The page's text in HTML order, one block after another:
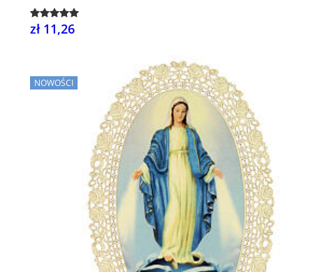
zł 11,26
NOWOŚCI